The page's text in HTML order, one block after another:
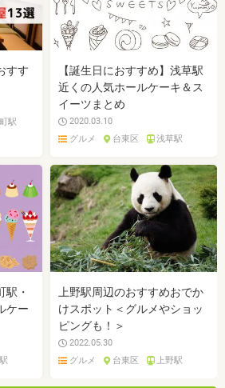
すす
駅
【誕生日におすすめ】浅草駅
近くの人気ホールケーキ＆ス
イーツまとめ
2020.03.10
グルメ
台東区 浅草駅
駅・
ケー
上野駅周辺のおすすめおでか
けスポット＜グルメやショッ
ピングも！＞
2022.05.30
グルメ
台東区 上野駅